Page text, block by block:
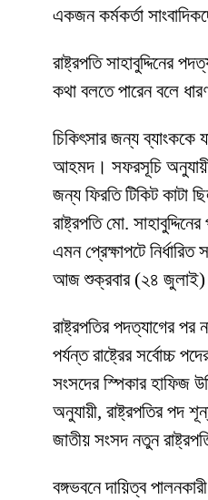
একজন কর্মকর্তা
রাষ্ট্রপতি সাহাবুদ্দিনের
কথা বলতে পারেন বলে
চিকিৎসার জন্য ব্যাংককে
আহমদ। সফরসূচি
জন্য ফিরতি টিকিট কাটা
রাষ্ট্রপতি মো.
এমন প্রেক্ষাপটে
আজ শুক্রবার (২৪ জুলাই)
রাষ্ট্রপতির পদত্যাগের পর
পর্যন্ত রাষ্ট্রের সর্বোচ্চ
সংসদের স্পিকার হাফিজ
অনুযায়ী, রাষ্ট্রপতির পদ
জাতীয় সংসদ নতুন
বঙ্গভবনে দায়িত্ব